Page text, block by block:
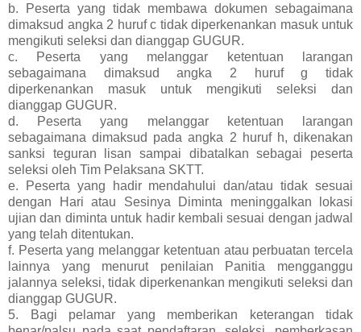
b. Peserta yang tidak membawa dokumen sebagaimana
dimaksud angka 2 huruf c tidak diperkenankan masuk untuk
mengikuti seleksi dan dianggap GUGUR.
c. Peserta yang melanggar ketentuan larangan
sebagaimana dimaksud angka 2 huruf g tidak
diperkenankan masuk untuk mengikuti seleksi dan
dianggap GUGUR.
d. Peserta yang melanggar ketentuan larangan
sebagaimana dimaksud pada angka 2 huruf h, dikenakan
sanksi teguran lisan sampai dibatalkan sebagai peserta
seleksi oleh Tim Pelaksana SKTT.
e. Peserta yang hadir mendahului dan/atau tidak sesuai
dengan Hari atau Sesinya Diminta meninggalkan lokasi
ujian dan diminta untuk hadir kembali sesuai dengan jadwal
yang telah ditentukan.
f. Peserta yang melanggar ketentuan atau perbuatan tercela
lainnya yang menurut penilaian Panitia mengganggu
jalannya seleksi, tidak diperkenankan mengikuti seleksi dan
dianggap GUGUR.
5. Bagi pelamar yang memberikan keterangan tidak